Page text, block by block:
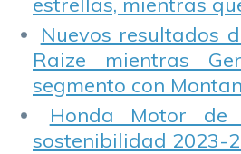
Nuevos resultados
Raize mientras
segmento con
Honda Motor de
sostenibilidad 2023-